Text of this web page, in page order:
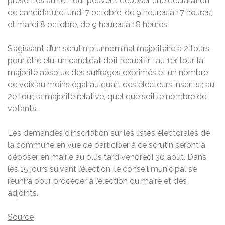
de candidature lundi 7 octobre, de 9 heures à 17 heures,
et mardi 8 octobre, de 9 heures à 18 heures.
S’agissant d’un scrutin plurinominal majoritaire à 2 tours,
pour être élu, un candidat doit recueillir : au 1er tour, la
majorité absolue des suffrages exprimés et un nombre
de voix au moins égal au quart des électeurs inscrits ; au
2e tour, la majorité relative, quel que soit le nombre de
votants.
Les demandes d’inscription sur les listes électorales de
la commune en vue de participer à ce scrutin seront à
déposer en mairie au plus tard vendredi 30 août. Dans
les 15 jours suivant l’élection, le conseil municipal se
réunira pour procéder à l’élection du maire et des
adjoints.
Source